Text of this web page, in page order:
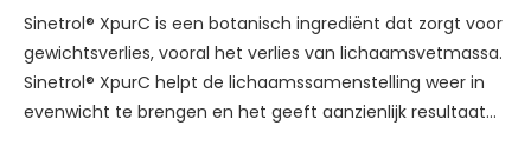
Sinetrol® XpurC is een botanisch ingrediënt dat zorgt voor
gewichtsverlies, vooral het verlies van lichaamsvetmassa.
Sinetrol® XpurC helpt de lichaamssamenstelling weer in
evenwicht te brengen en het geeft aanzienlijk resultaat…